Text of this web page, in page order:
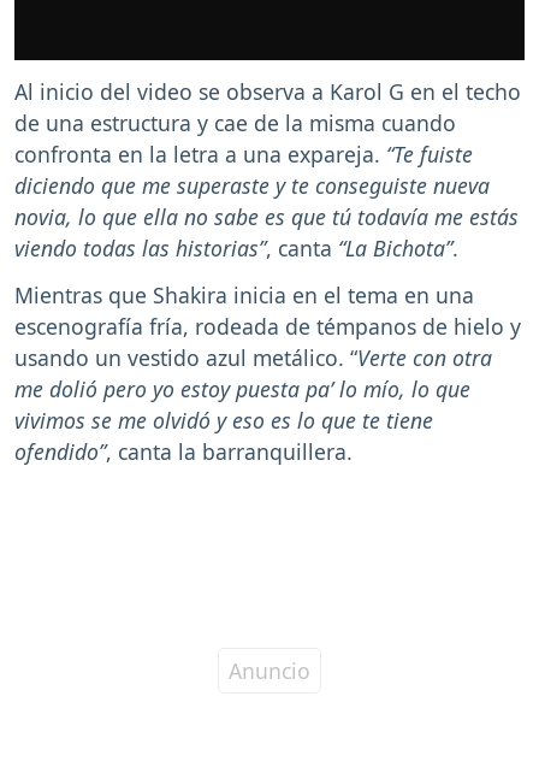
Al inicio del video se observa a Karol G en el techo
de una estructura y cae de la misma cuando
confronta en la letra a una expareja. “Te fuiste
diciendo que me superaste y te conseguiste nueva
novia, lo que ella no sabe es que tú todavía me estás
viendo todas las historias”, canta “La Bichota”.
Mientras que Shakira inicia en el tema en una
escenografía fría, rodeada de témpanos de hielo y
usando un vestido azul metálico. “Verte con otra
me dolió pero yo estoy puesta pa’ lo mío, lo que
vivimos se me olvidó y eso es lo que te tiene
ofendido”, canta la barranquillera.